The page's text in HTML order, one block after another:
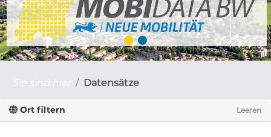
Datensätze
Ort filtern Leeren